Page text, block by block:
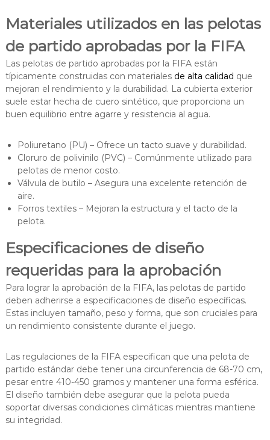
Materiales utilizados en las pelotas
de partido aprobadas por la FIFA
Las pelotas de partido aprobadas por la FIFA están
típicamente construidas con materiales de alta calidad que
mejoran el rendimiento y la durabilidad. La cubierta exterior
suele estar hecha de cuero sintético, que proporciona un
buen equilibrio entre agarre y resistencia al agua.
Poliuretano (PU) – Ofrece un tacto suave y durabilidad.
Cloruro de polivinilo (PVC) – Comúnmente utilizado para
pelotas de menor costo.
Válvula de butilo – Asegura una excelente retención de
aire.
Forros textiles – Mejoran la estructura y el tacto de la
pelota.
Especificaciones de diseño
requeridas para la aprobación
Para lograr la aprobación de la FIFA, las pelotas de partido
deben adherirse a especificaciones de diseño específicas.
Estas incluyen tamaño, peso y forma, que son cruciales para
un rendimiento consistente durante el juego.
Las regulaciones de la FIFA especifican que una pelota de
partido estándar debe tener una circunferencia de 68-70 cm,
pesar entre 410-450 gramos y mantener una forma esférica.
El diseño también debe asegurar que la pelota pueda
soportar diversas condiciones climáticas mientras mantiene
su integridad.